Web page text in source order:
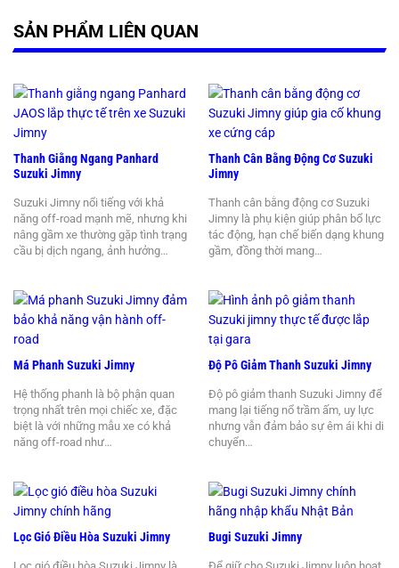
SẢN PHẨM LIÊN QUAN
Thanh Giằng Ngang Panhard
Suzuki Jimny
Suzuki Jimny nổi tiếng với khả
năng off-road mạnh mẽ, nhưng khi
nâng gầm xe thường gặp tình trạng
cầu bị dịch ngang, ảnh hưởng…
Thanh Cân Bằng Động Cơ Suzuki
Jimny
Thanh cân bằng động cơ Suzuki
Jimny là phụ kiện giúp phân bổ lực
tác động, hạn chế biến dạng khung
gầm, đồng thời mang…
Má Phanh Suzuki Jimny
Hệ thống phanh là bộ phận quan
trọng nhất trên mọi chiếc xe, đặc
biệt là với những mẫu xe có khả
năng off-road như…
Độ Pô Giảm Thanh Suzuki Jimny
Độ pô giảm thanh Suzuki Jimny để
mang lại tiếng nổ trầm ấm, uy lực
nhưng vẫn đảm bảo sự êm ái khi di
chuyển…
Lọc Gió Điều Hòa Suzuki Jimny Bugi Suzuki Jimny